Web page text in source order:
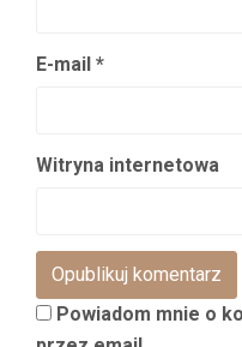
E-mail *
Witryna internetowa
Powiadom mnie o